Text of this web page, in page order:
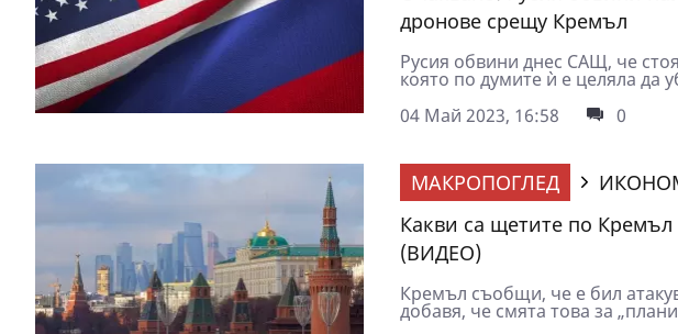
дронове срещу Кремъл
Русия обвини днес САЩ, че
която по думите ѝ е целяла да
04 Май 2023, 16:58
0
МАКРОПОГЛЕД
Какви са щетите по Кремъл
(ВИДЕО)
Кремъл съобщи, че е бил
добавя, че смята това за